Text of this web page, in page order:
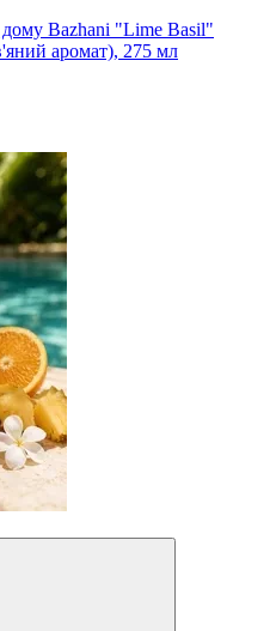
Bazhani "Lime Basil"
аромат), 275 мл